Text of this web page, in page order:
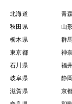
北海道 青
秋田県
山
栃木県
群
東京都
神
石川県
福
岐阜県
静
滋賀県
京